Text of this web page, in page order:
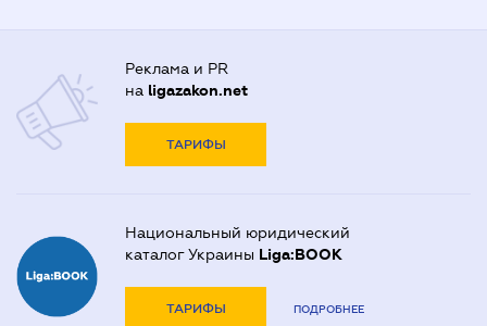
Реклама и PR
на ligazakon.net
ТАРИФЫ
Национальный юридический
каталог Украины Liga:BOOK
ТАРИФЫ ПОДРОБНЕЕ